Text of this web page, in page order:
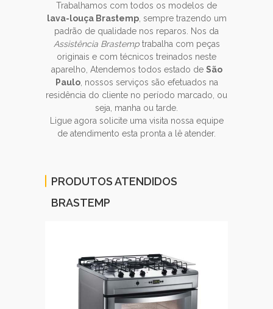
Trabalhamos com todos os modelos de
lava-louça Brastemp, sempre trazendo um
padrão de qualidade nos reparos. Nos da
Assistência Brastemptrabalha com peças
originais e com técnicos treinados neste
aparelho, Atendemos todos estado de São
Paulo, nossos serviços são efetuados na
residência do cliente no período marcado, ou
seja, manha ou tarde.
Ligue agora solicite uma visita nossa equipe
de atendimento esta pronta a lê atender.
PRODUTOS ATENDIDOS
BRASTEMP